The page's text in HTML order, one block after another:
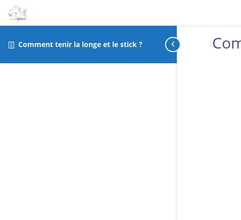
Comment tenir la longe et le stick ?